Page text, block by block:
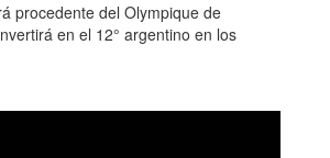
procedente del Olympique de
en el 12° argentino en los